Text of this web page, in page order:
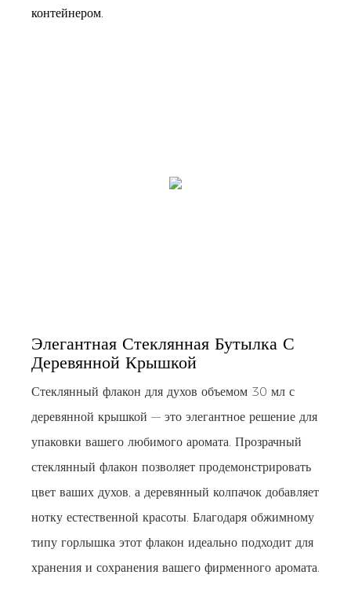
контейнером.
Элегантная Стеклянная Бутылка С
Деревянной Крышкой
Стеклянный флакон для духов объемом 30 мл с
деревянной крышкой — это элегантное решение для
упаковки вашего любимого аромата. Прозрачный
стеклянный флакон позволяет продемонстрировать
цвет ваших духов, а деревянный колпачок добавляет
нотку естественной красоты. Благодаря обжимному
типу горлышка этот флакон идеально подходит для
хранения и сохранения вашего фирменного аромата.